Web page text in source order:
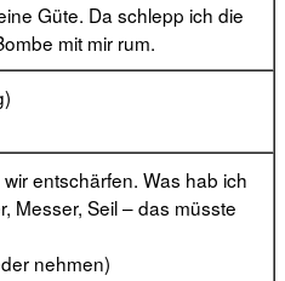
Güte. Da schlepp ich die
mit mir rum.
entschärfen. Was hab ich
Messer, Seil – das müsste
nehmen)